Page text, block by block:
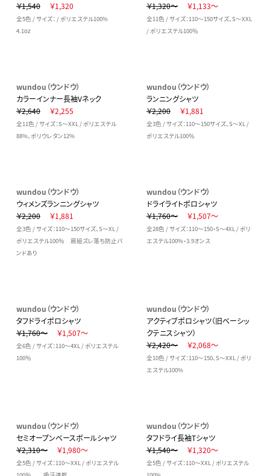
￥1,540
￥1,320
全5色 / サイズ： / ポリエステル100%
4.1oz
￥1,320～
￥1,133～
全11色 / サイズ：110～150サイズ、S～XXL
/ ポリエステル100％
wundou（ウンドウ）
カラーインナー長袖Vネック
￥2,640
￥2,255
全11色 / サイズ：S～XXL / ポリエステル
88%、ポリウレタン12%
wundou（ウンドウ）
ランニングシャツ
￥2,200
￥1,881
全3色 / サイズ：110～150サイズ、S～XL /
ポリエステル100％
wundou（ウンドウ）
ウィメンズランニングシャツ
￥2,200
￥1,881
全3色 / サイズ：110～150サイズ、S～XL /
ポリエステル100％ 肩紐ズレ落ち防止バ
ンドあり
wundou（ウンドウ）
ドライライトポロシャツ
￥1,760～
￥1,507～
全28色 / サイズ：110～150・S～4XL / ポリ
エステル100%・3.9オンス
wundou（ウンドウ）
タフドライポロシャツ
￥1,760～
￥1,507～
全6色 / サイズ：110～4XL / ポリエステル
100％
wundou（ウンドウ）
アクティブポロシャツ（旧ベーシッ
クテニスシャツ）
￥2,420～
￥2,068～
全10色 / サイズ：110～150、S～XXL / ポリ
エステル100%
wundou（ウンドウ）
セミオープンベースボールシャツ
￥2,310～
￥1,980～
全5色 / サイズ：110～XXL / ポリエステル
wundou（ウンドウ）
タフドライ長袖Tシャツ
￥1,540～
￥1,320～
全5色 / サイズ：110～XXL / ポリエステル